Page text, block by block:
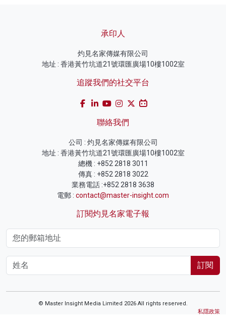
承印人
灼見名家傳媒有限公司
地址 : 香港黃竹坑道21號環匯廣場10樓1002室
追蹤我們的社交平台
聯絡我們
公司 : 灼見名家傳媒有限公司
地址 : 香港黃竹坑道21號環匯廣場10樓1002室
總機 : +852 2818 3011
傳真 : +852 2818 3022
業務電話 :+852 2818 3638
電郵 : contact@master-insight.com
訂閱灼見名家電子報
訂閱
© Master Insight Media Limited 2026 All rights reserved.
私隱政策